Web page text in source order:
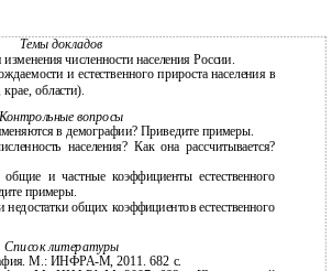
Темы докладов
численности населения России.
и естественного прироста населения в
области).
Контрольные вопросы
в демографии? Приведите примеры.
населения? Как она рассчитывается?
общие и частные коэффициенты естественного
примеры.
недостатки общих коэффициентов естественного
Список литературы
М.: ИНФРА-М, 2011. 682 с.